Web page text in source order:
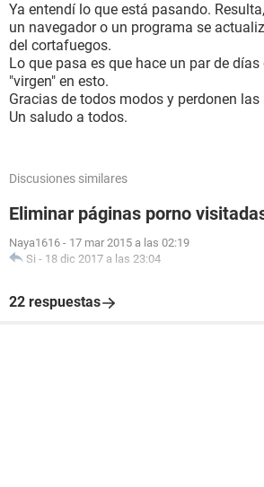
Ya entendí lo que está pasando.
un navegador o un programa se
del cortafuegos.
Lo que pasa es que hace un par de
"virgen" en esto.
Gracias de todos modos y perdonen
Un saludo a todos.
Discusiones similares
Eliminar páginas porno
Naya1616 - 17 mar 2015 a las 02:19
Si - 18 dic 2017 a las 23:04
22 respuestas